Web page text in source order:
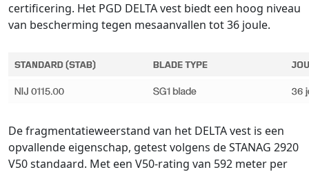
certificering. Het PGD DELTA vest biedt een hoog niveau
van bescherming tegen mesaanvallen tot 36 joule.
De fragmentatieweerstand van het DELTA vest is een
opvallende eigenschap, getest volgens de STANAG 2920
V50 standaard. Met een V50-rating van 592 meter per